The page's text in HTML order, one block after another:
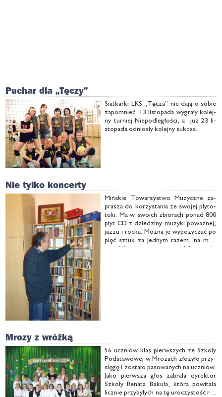
Puchar dla „Tęczy”
Siat­kar­ki LKS „Tę­cza” nie da­ją o so­bie
za­po­mnieć. 13 li­sto­pa­da wy­gra­ły ko­lej­
ny tur­niej Nie­pod­le­gło­ści, a już 23 li­
sto­pa­da od­nio­sły ko­lej­ny suk­ces.
Nie tylko koncerty
Miń­skie To­wa­rzy­stwo Mu­zycz­ne za­
pra­sza do ko­rzy­sta­nia ze swo­jej pły­to­
te­ki. Ma w swo­ich zbio­rach po­nad 800
płyt CD z dzie­dzi­ny mu­zy­ki po­waż­nej,
jaz­zu i roc­ka. Moż­na je wy­po­ży­czać po
pięć sztuk za jed­nym ra­zem, na mie­
siąc. Wy­po­ży­cza­ne są nie­od­płat­nie, ale
Mrozy z wróżką
56 uczniów klas pierw­szych ze Szko­ły
Pod­sta­wo­wej w Mro­zach zło­ży­ło przy­
się­gę i zo­sta­ło pa­so­wa­nych na uczniów.
Ja­ko pierw­sza głos za­bra­ła dy­rek­tor
Szko­ły Re­na­ta Ba­ku­ła, któ­ra po­wi­ta­ła
licz­nie przy­by­łych na tę uro­czy­stość ro­